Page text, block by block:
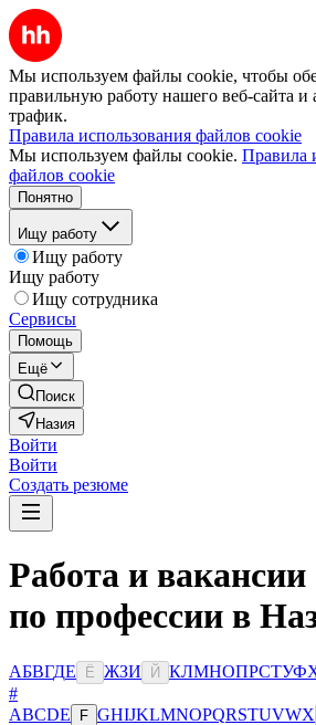
Мы используем файлы cookie, чтобы
правильную работу нашего веб-сайта и
трафик.
Правила использования файлов cookie
Мы используем файлы cookie. Правила
файлов cookie
Понятно
Ищу работу
Ищу работу
Ищу работу
Ищу сотрудника
Сервисы
Помощь
Ещё
Поиск
Назия
Войти
Войти
Создать резюме
Работа и вакансии
по профессии в
АБВГДЕ Ё ЖЗИ Й КЛМНОПРСТУФ
#
ABCDE F GHIJKLMNOPQRSTUVWX